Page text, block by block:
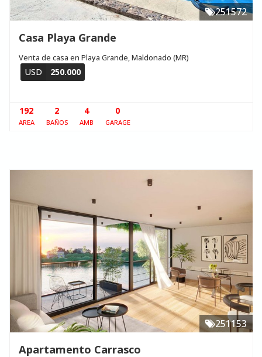
251572
Casa Playa Grande
Venta de casa en Playa Grande, Maldonado (MR)
USD 250.000
192
AREA
2
BAÑOS
4
AMB
0
GARAGE
251153
Apartamento Carrasco